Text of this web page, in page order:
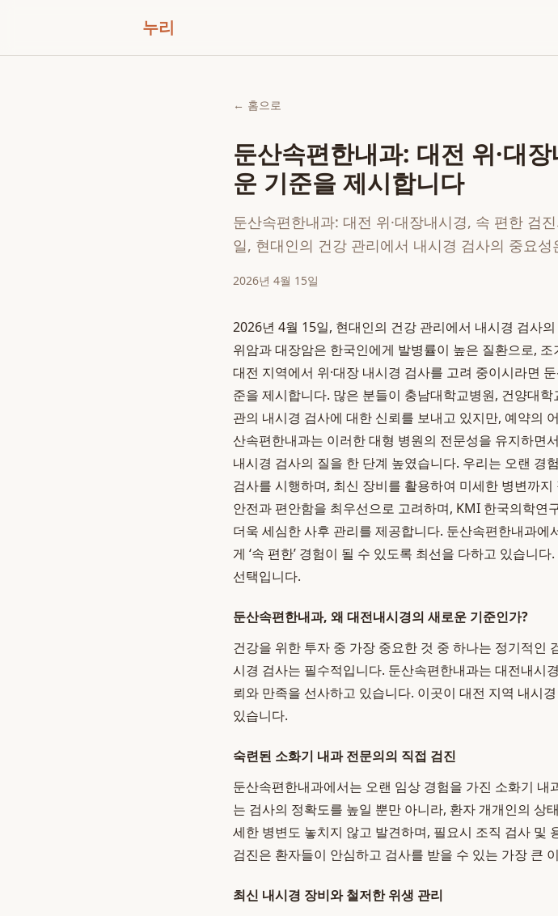
누리
← 홈으로
둔산속편한내과: 대전 위·대
운 기준을 제시합니다
둔산속편한내과: 대전 위·대장내시경, 속 편한 검
일, 현대인의 건강 관리에서 내시경 검사의 중요
2026년 4월 15일
2026년 4월 15일, 현대인의 건강 관리에서 내시경 검사
위암과 대장암은 한국인에게 발병률이 높은 질환으로,
대전 지역에서 위·대장 내시경 검사를 고려 중이시라면
준을 제시합니다. 많은 분들이 충남대학교병원, 건양대
관의 내시경 검사에 대한 신뢰를 보내고 있지만, 예약의
산속편한내과는 이러한 대형 병원의 전문성을 유지하면
내시경 검사의 질을 한 단계 높였습니다. 우리는 오랜 경
검사를 시행하며, 최신 장비를 활용하여 미세한 병변까
안전과 편안함을 최우선으로 고려하며, KMI 한국의학
더욱 세심한 사후 관리를 제공합니다. 둔산속편한내과
게 ‘속 편한’ 경험이 될 수 있도록 최선을 다하고 있습니
선택입니다.
둔산속편한내과, 왜 대전내시경의 새로운 기준인가?
건강을 위한 투자 중 가장 중요한 것 중 하나는 정기적인
시경 검사는 필수적입니다. 둔산속편한내과는 대전내시
뢰와 만족을 선사하고 있습니다. 이곳이 대전 지역 내시
있습니다.
숙련된 소화기 내과 전문의의 직접 검진
둔산속편한내과에서는 오랜 임상 경험을 가진 소화기
는 검사의 정확도를 높일 뿐만 아니라, 환자 개개인의 상
세한 병변도 놓치지 않고 발견하며, 필요시 조직 검사 및
검진은 환자들이 안심하고 검사를 받을 수 있는 가장 큰
최신 내시경 장비와 철저한 위생 관리